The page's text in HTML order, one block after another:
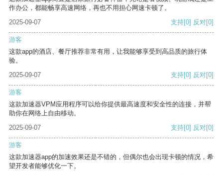
作办公，都能畅享高速网络，再也不用担心网速卡顿了。
2025-09-07
支持[0] 反对[0]
游客
这款app的酒店、餐厅推荐非常有用，让我能够享受到高品质的旅行体
验。
2025-09-07
支持[0] 反对[0]
游客
这款加速器VPM应用程序可以给你提供最高速度和安全性的连接，并帮
助你在网络上自由移动。
2025-09-07
支持[0] 反对[0]
游客
这款加速器app的加速效果还是不错的，但偶尔也会出现卡顿的情况，希
望开发者能够优化一下。